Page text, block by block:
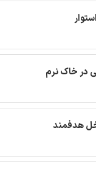
در خاک نرم
هدفمند